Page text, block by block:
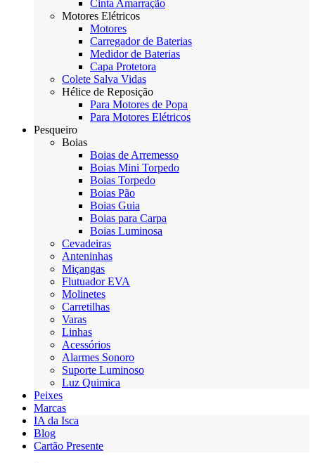
Cinta Amarração
Motores Elétricos
Motores
Carregador de Baterias
Medidor de Baterias
Capa Protetora
Colete Salva Vidas
Hélice de Reposição
Para Motores de Popa
Para Motores Elétricos
Pesqueiro
Boias
Boias de Arremesso
Boias Mini Torpedo
Boias Torpedo
Boias Pão
Boias Guia
Boias para Carpa
Boias Luminosa
Cevadeiras
Anteninhas
Miçangas
Flutuador EVA
Molinetes
Carretilhas
Varas
Linhas
Acessórios
Alarmes Sonoro
Suporte Luminoso
Luz Quimica
Peixes
Marcas
IA da Isca
Blog
Cartão Presente